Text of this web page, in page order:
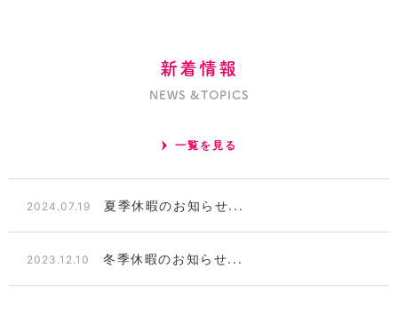
新着情報
NEWS &TOPICS
一覧を見る
2024.07.19 夏季休暇のお知らせ...
2023.12.10 冬季休暇のお知らせ...